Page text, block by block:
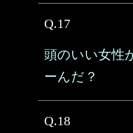
Q.17
頭のいい女性
ーんだ？
Q.18